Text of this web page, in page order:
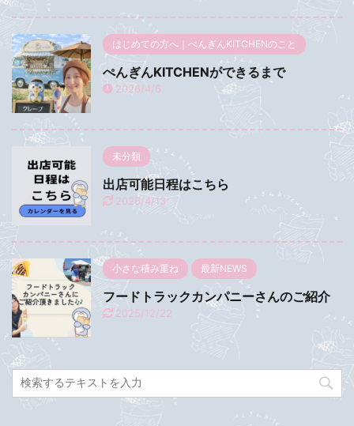
はじめての方へ｜ぺんぎんKITCHENのこと
ぺんぎんKITCHENができるまで
2026/4/6
未分類
出店可能日程はこちら
2026/4/13
小さな積み重ね 最新NEWS
フードトラックカンパニーさんのご紹介
2025/12/22